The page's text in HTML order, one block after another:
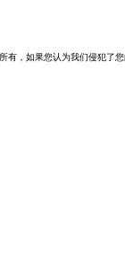
，如果您认为我们侵犯了